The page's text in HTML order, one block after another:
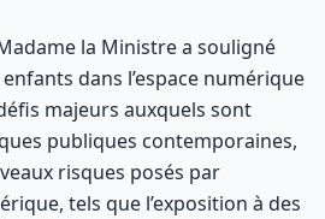
la Ministre a souligné
dans l’espace numérique
majeurs auxquels sont
publiques contemporaines,
risques posés par
tels que l’exposition à des